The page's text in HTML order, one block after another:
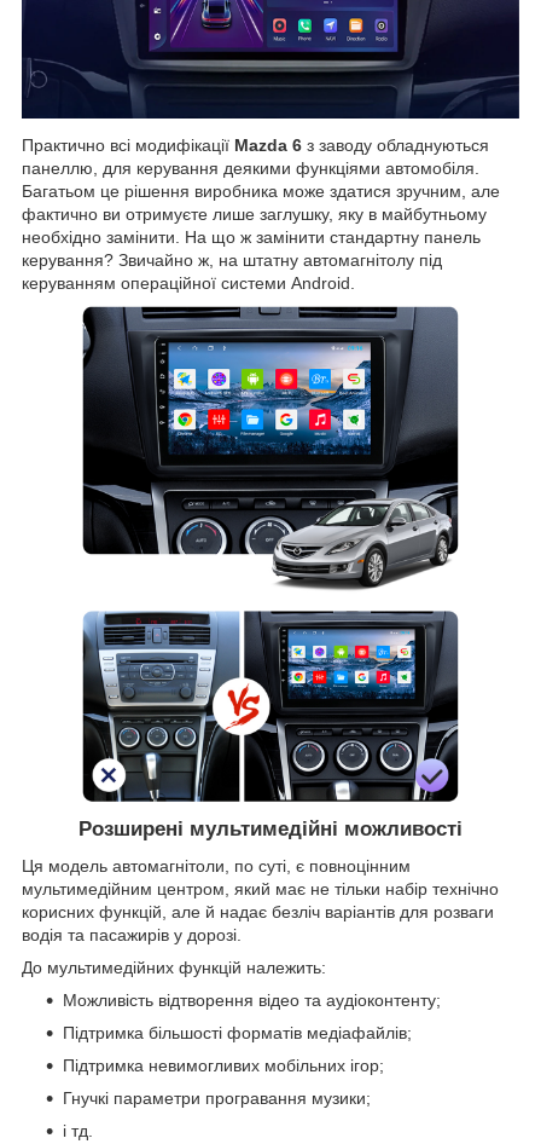
Практично всі модифікації Mazda 6 з заводу обладнуються
панеллю, для керування деякими функціями автомобіля.
Багатьом це рішення виробника може здатися зручним, але
фактично ви отримуєте лише заглушку, яку в майбутньому
необхідно замінити. На що ж замінити стандартну панель
керування? Звичайно ж, на штатну автомагнітолу під
керуванням операційної системи Android.
Розширені мультимедійні можливості
Ця модель автомагнітоли, по суті, є повноцінним
мультимедійним центром, який має не тільки набір технічно
корисних функцій, але й надає безліч варіантів для розваги
водія та пасажирів у дорозі.
До мультимедійних функцій належить:
Можливість відтворення відео та аудіоконтенту;
Підтримка більшості форматів медіафайлів;
Підтримка невимогливих мобільних ігор;
Гнучкі параметри програвання музики;
і тд.